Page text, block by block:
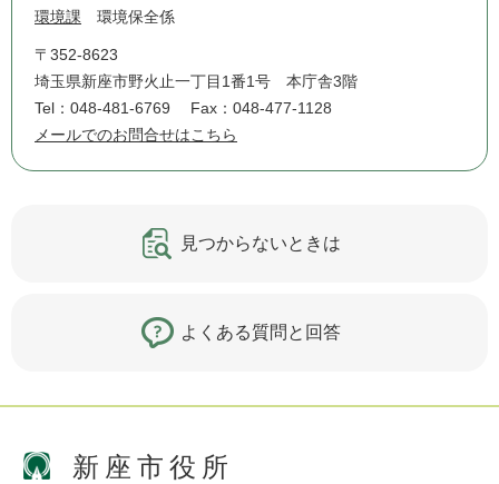
環境課 環境保全係
〒352-8623
埼玉県新座市野火止一丁目1番1号 本庁舎3階
Tel：048-481-6769
Fax：048-477-1128
メールでのお問合せはこちら
見つからないときは
よくある質問と回答
新座市役所